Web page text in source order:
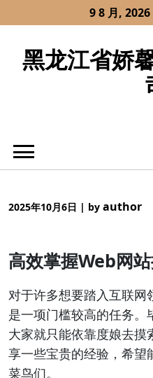
to
9 8 月, 2026
黑龙江省娇
2025年10月6日 | by author
高效掌握Web网
对于许多想要踏入互联网
是一项门槛较高的任务。
大家就只能依靠度娘去摸
享一些宝贵的经验，希望
菜鸟们。